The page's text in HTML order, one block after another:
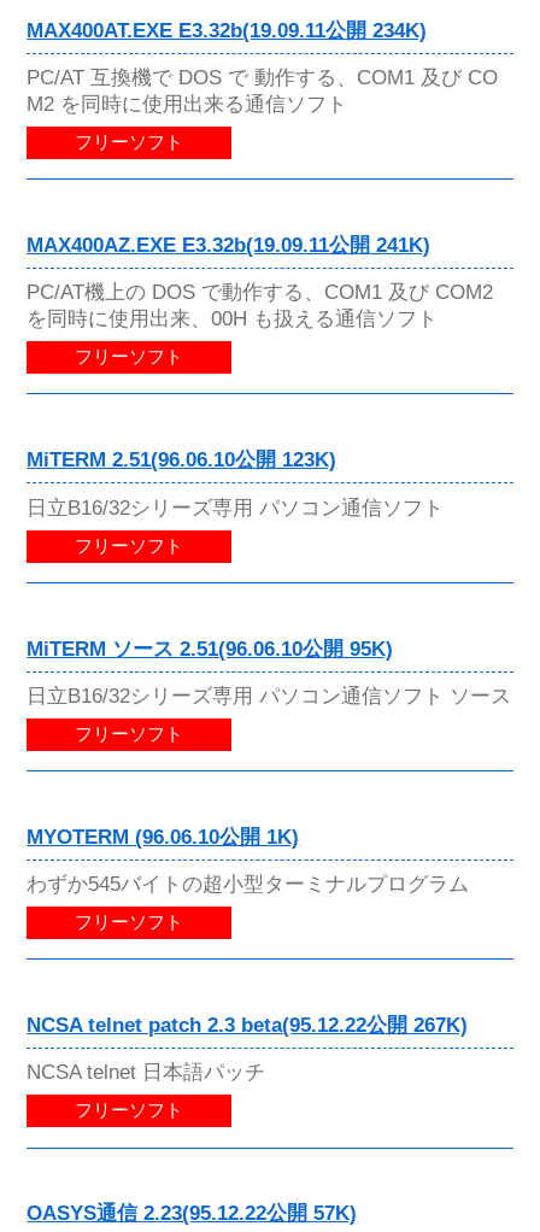
MAX400AT.EXE E3.32b(19.09.11公開 234K)
PC/AT 互換機で DOS で 動作する、COM1 及び CO
M2 を同時に使用出来る通信ソフト
フリーソフト
MAX400AZ.EXE E3.32b(19.09.11公開 241K)
PC/AT機上の DOS で動作する、COM1 及び COM2
を同時に使用出来、00H も扱える通信ソフト
フリーソフト
MiTERM 2.51(96.06.10公開 123K)
日立B16/32シリーズ専用 パソコン通信ソフト
フリーソフト
MiTERM ソース 2.51(96.06.10公開 95K)
日立B16/32シリーズ専用 パソコン通信ソフト ソース
フリーソフト
MYOTERM (96.06.10公開 1K)
わずか545バイトの超小型ターミナルプログラム
フリーソフト
NCSA telnet patch 2.3 beta(95.12.22公開 267K)
NCSA telnet 日本語パッチ
フリーソフト
OASYS通信 2.23(95.12.22公開 57K)